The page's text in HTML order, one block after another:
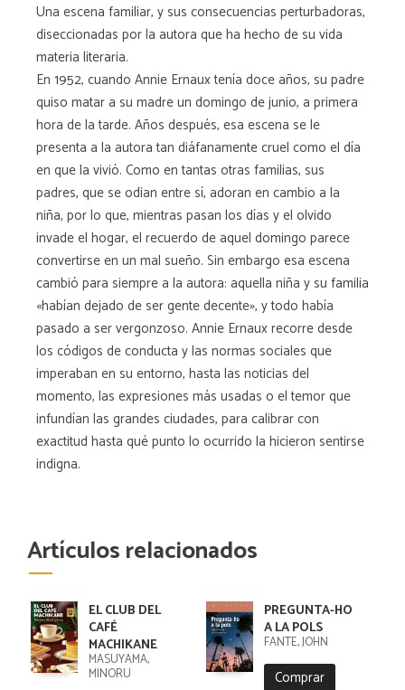
Una escena familiar, y sus consecuencias perturbadoras,
diseccionadas por la autora que ha hecho de su vida
materia literaria.
En 1952, cuando Annie Ernaux tenía doce años, su padre
quiso matar a su madre un domingo de junio, a primera
hora de la tarde. Años después, esa escena se le
presenta a la autora tan diáfanamente cruel como el día
en que la vivió. Como en tantas otras familias, sus
padres, que se odian entre sí, adoran en cambio a la
niña, por lo que, mientras pasan los días y el olvido
invade el hogar, el recuerdo de aquel domingo parece
convertirse en un mal sueño. Sin embargo esa escena
cambió para siempre a la autora: aquella niña y su familia
«habían dejado de ser gente decente», y todo había
pasado a ser vergonzoso. Annie Ernaux recorre desde
los códigos de conducta y las normas sociales que
imperaban en su entorno, hasta las noticias del
momento, las expresiones más usadas o el temor que
infundían las grandes ciudades, para calibrar con
exactitud hasta qué punto lo ocurrido la hicieron sentirse
indigna.
Artículos relacionados
EL CLUB DEL
CAFÉ
MACHIKANE
MASUYAMA,
MINORU
PREGUNTA-HO
A LA POLS
FANTE, JOHN
Comprar